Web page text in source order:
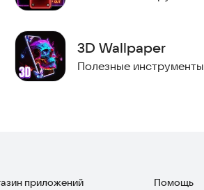
3D Wallpaper
Полезные инструменты
приложений
Помощь